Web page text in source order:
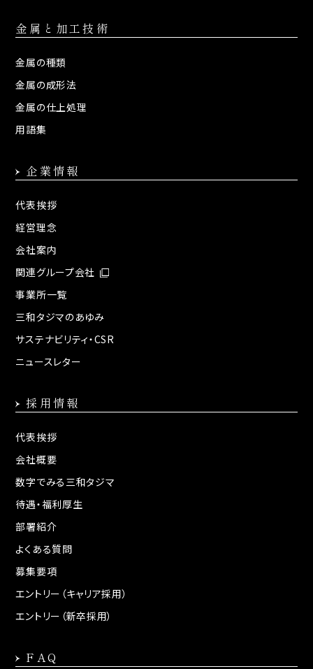
金属と加工技術
金属の種類
金属の成形法
金属の仕上処理
用語集
企業情報
代表挨拶
経営理念
会社案内
関連グループ会社
事業所一覧
三和タジマのあゆみ
サステナビリティ・CSR
ニュースレター
採用情報
代表挨拶
会社概要
数字でみる三和タジマ
待遇・福利厚生
部署紹介
よくある質問
募集要項
エントリー（キャリア採用）
エントリー（新卒採用）
FAQ